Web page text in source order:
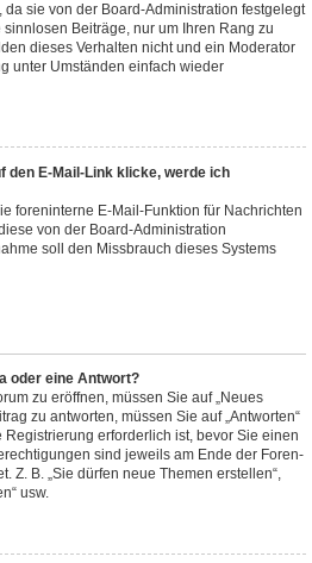
sie von der Board-Administration festgelegt
Beiträge, nur um Ihren Rang zu
dieses Verhalten nicht und ein Moderator
unter Umständen einfach wieder
den E-Mail-Link klicke, werde ich
foreninterne E-Mail-Funktion für Nachrichten
von der Board-Administration
soll den Missbrauch dieses Systems
oder eine Antwort?
zu eröffnen, müssen Sie auf „Neues
zu antworten, müssen Sie auf „Antworten“
Registrierung erforderlich ist, bevor Sie einen
sind jeweils am Ende der Foren-
Z. B. „Sie dürfen neue Themen erstellen“,
usw.